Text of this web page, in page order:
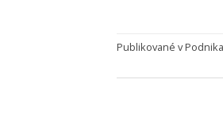
Publikované v